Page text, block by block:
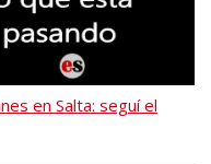
en Salta: seguí el